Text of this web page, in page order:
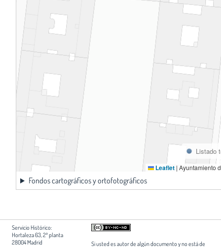
Listado
Leaflet | Ayuntamiento
Fondos cartográficos y ortofotográficos
Servicio Histórico:
Hortaleza 63, 2ª planta
28004 Madrid
Si usted es autor de algún documento y no está de